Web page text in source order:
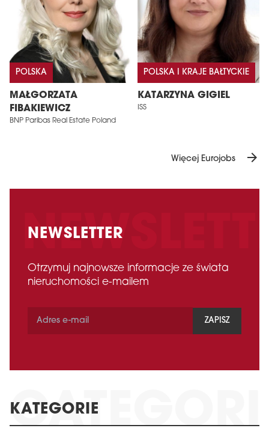
POLSKA
MAŁGORZATA
FIBAKIEWICZ
BNP Paribas Real Estate Poland
POLSKA I KRAJE BAŁTYCKIE
KATARZYNA GIGIEL
ISS
Więcej Eurojobs arrow_forward
NEWSLETTER
Otrzymuj najnowsze informacje ze świata
nieruchomości e-mailem
ZAPISZ
KATEGORIE